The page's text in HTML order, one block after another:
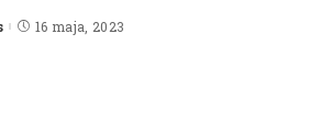
16 maja, 2023